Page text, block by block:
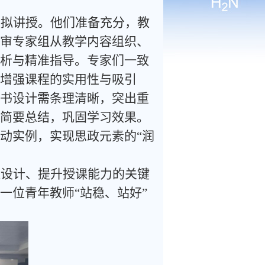
讲授。他们准备充分，教
专家组从教学内容组织、
与精准指导。专家们一致
强课程的实用性与吸引
设计需条理清晰，突出重
要总结，巩固学习效果。
实例，实现思政元素的“润
计、提升授课能力的关键
位青年教师“站稳、站好”